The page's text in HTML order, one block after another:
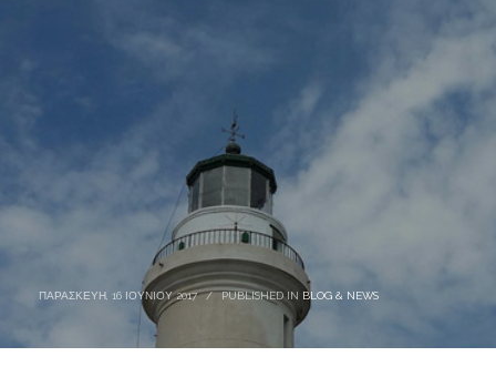
ΠΑΡΑΣΚΕΥΉ, 16 ΙΟΥΝΊΟΥ 2017 / PUBLISHED IN BLOG & NEWS